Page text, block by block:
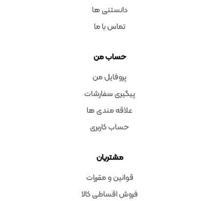
دانستنی ها
تماس با ما
حساب من
پروفایل من
پیگیری سفارشات
علاقه مندی ها
حساب کاربری
مشتریان
قوانین و مقررات
فروش اقساطی کالا